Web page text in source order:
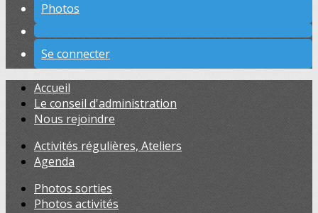
Photos
Se connecter
Accueil
Le conseil d'administration
Nous rejoindre
Activités régulières, Ateliers
Agenda
Photos sorties
Photos activités